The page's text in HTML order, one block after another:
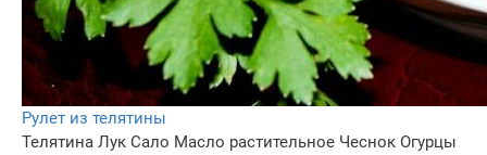
Рулет из телятины
Телятина Лук Сало Масло растительное Чеснок Огурцы